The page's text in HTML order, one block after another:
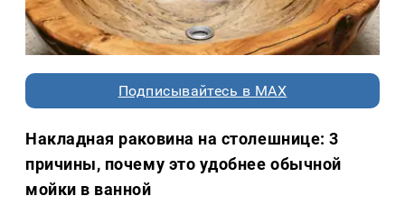
Подписывайтесь в MAX
Накладная раковина на столешнице: 3
причины, почему это удобнее обычной
мойки в ванной